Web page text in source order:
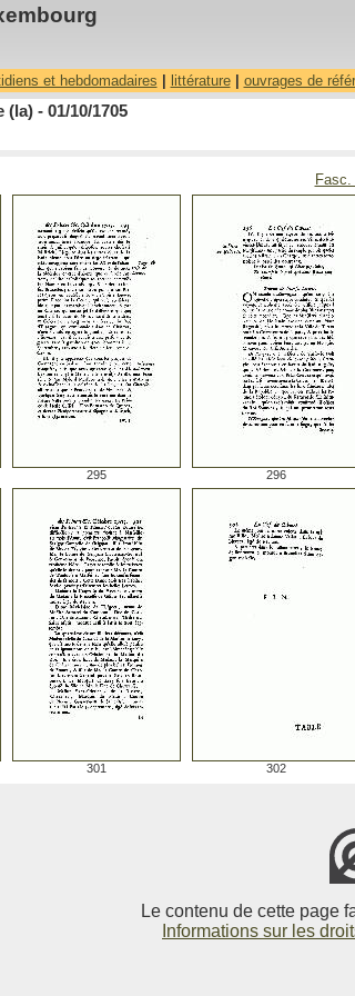
et hebdomadaires littérature| ouvrages de
- 01/10/1705
295 296
301 302
Le contenu de cette page
Informations sur les